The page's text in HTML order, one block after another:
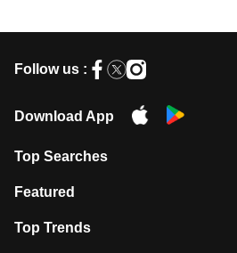
Follow us :
Download App
Top Searches
मुंबई में लगे 'जेन जी' के पोस्टर, लिखा- 'मैं
Featured
10 अगस्त को विधानसभा का घेराव करेंगे
Top Trends